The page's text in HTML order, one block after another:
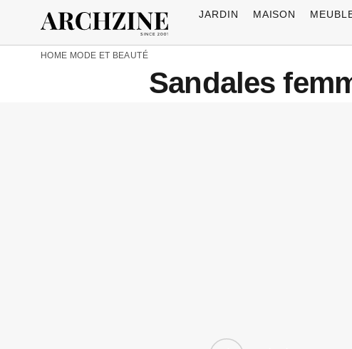
JARDIN MAISON
HOME MODE ET BEAUTÉ
Sandales